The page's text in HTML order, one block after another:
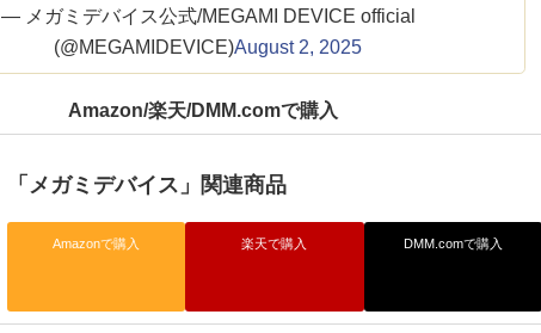
— メガミデバイス公式/MEGAMI DEVICE official
(@MEGAMIDEVICE)August 2, 2025
Amazon/楽天/DMM.comで購入
「メガミデバイス」関連商品
Amazonで購入 楽天で購入 DMM.comで購入